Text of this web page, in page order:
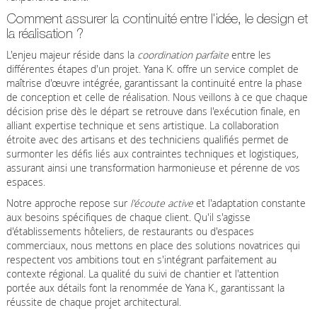
Comment assurer la continuité entre l'idée, le design et
la réalisation ?
L'enjeu majeur réside dans la coordination parfaiteentre les
différentes étapes d'un projet. Yana K. offre un service complet de
maîtrise d'œuvre intégrée, garantissant la continuité entre la phase
de conception et celle de réalisation. Nous veillons à ce que chaque
décision prise dès le départ se retrouve dans l'exécution finale, en
alliant expertise technique et sens artistique. La collaboration
étroite avec des artisans et des techniciens qualifiés permet de
surmonter les défis liés aux contraintes techniques et logistiques,
assurant ainsi une transformation harmonieuse et pérenne de vos
espaces.
Notre approche repose sur l'écoute activeet l'adaptation constante
aux besoins spécifiques de chaque client. Qu'il s'agisse
d'établissements hôteliers, de restaurants ou d'espaces
commerciaux, nous mettons en place des solutions novatrices qui
respectent vos ambitions tout en s'intégrant parfaitement au
contexte régional. La qualité du suivi de chantier et l'attention
portée aux détails font la renommée de Yana K., garantissant la
réussite de chaque projet architectural.